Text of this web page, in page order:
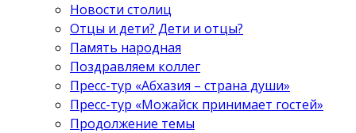
Новости столиц
Отцы и дети? Дети и отцы?
Память народная
Поздравляем коллег
Пресс-тур «Абхазия – страна души»
Пресс-тур «Можайск принимает гостей»
Продолжение темы